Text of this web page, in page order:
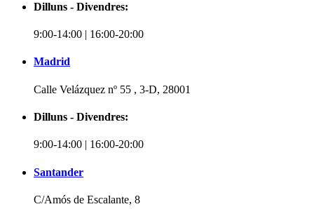
Dilluns - Divendres:
9:00-14:00 | 16:00-20:00
Madrid
Calle Velázquez nº 55 , 3-D, 28001
Dilluns - Divendres:
9:00-14:00 | 16:00-20:00
Santander
C/Amós de Escalante, 8